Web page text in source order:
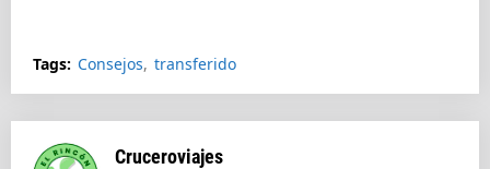
Tags: Consejos transferido
Cruceroviajes